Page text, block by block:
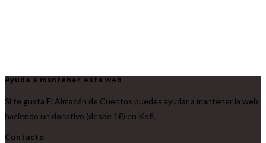
Ayuda a mantener esta web
Si te gusta El Almacén de Cuentos puedes ayudar a mantener la web
haciendo un donativo (desde 1€) en Kofi.
Contacto